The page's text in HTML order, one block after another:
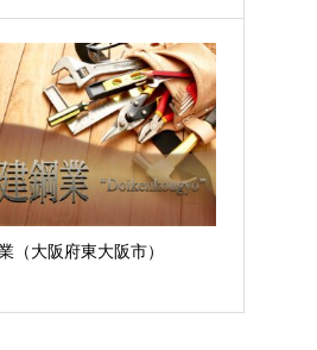
（大阪府東大阪市）